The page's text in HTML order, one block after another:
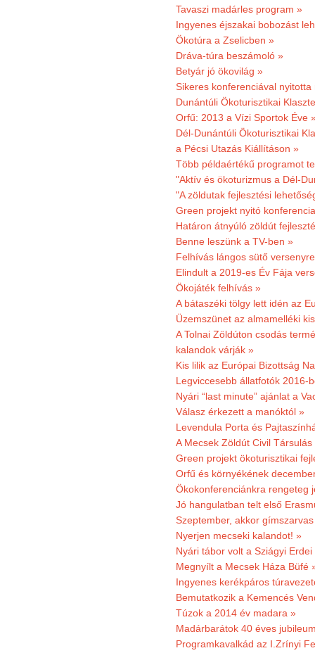
Tavaszi madárles program »
Ingyenes éjszakai bobozást
Ökotúra a Zselicben »
Dráva-túra beszámoló »
Betyár jó ökovilág »
Sikeres konferenciával
Dunántúli Ökoturisztikai
Orfű: 2013 a Vízi Sportok Éve
Dél-Dunántúli Ökoturisztikai
a Pécsi Utazás Kiállításon »
Több példaértékű programot
"Aktív és ökoturizmus a Dél-
"A zöldutak fejlesztési
Green projekt nyitó
Határon átnyúló zöldút
Benne leszünk a TV-ben »
Felhívás lángos sütő
Elindult a 2019-es Év Fája
Ökojáték felhívás »
A bátaszéki tölgy lett idén az
Üzemszünet az almamelléki
A Tolnai Zöldúton csodás
kalandok várják »
Kis lilik az Európai Bizottság
Legviccesebb állatfotók 2016-
Nyári “last minute” ajánlat a
Válasz érkezett a manóktól »
Levendula Porta és
A Mecsek Zöldút Civil
Green projekt ökoturisztikai
Orfű és környékének
Ökokonferenciánkra rengeteg
Jó hangulatban telt első
Szeptember, akkor
Nyerjen mecseki kalandot! »
Nyári tábor volt a Sziágyi
Megnyílt a Mecsek Háza Büfé
Ingyenes kerékpáros
Bemutatkozik a Kemencés
Túzok a 2014 év madara »
Madárbarátok 40 éves
Programkavalkád az I.Zrínyi